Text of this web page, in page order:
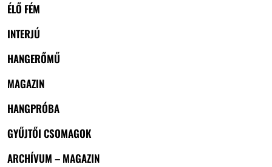
ÉLŐ FÉM
INTERJÚ
HANGERŐMŰ
MAGAZIN
HANGPRÓBA
GYŰJTŐI CSOMAGOK
ARCHÍVUM – MAGAZIN